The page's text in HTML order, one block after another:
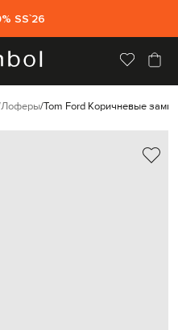
SS`26
Лоферы Tom Ford Коричневые